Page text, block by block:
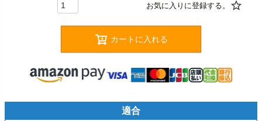
カートに入れる
適合